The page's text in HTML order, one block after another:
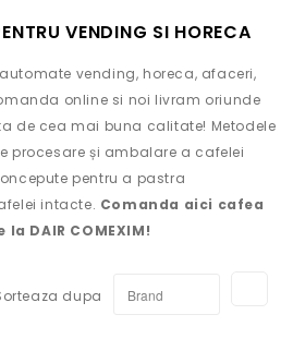
VENDING SI HORECA
vending, horeca, afaceri,
online si noi livram oriunde
de cea mai buna calitate! Metodele
procesare și ambalare a cafelei
pentru a pastra
intacte. Comanda aici cafea
DAIR COMEXIM!
dupa